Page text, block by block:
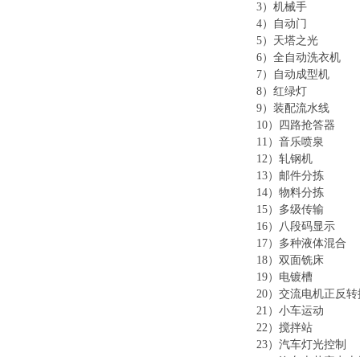
3） 机械手
4）
自动门
5） 天塔之光
6） 全自动洗衣机
7）
自动成型机
8） 红绿灯
9） 装配流水线
10）
四路抢答器
11） 音乐喷泉
12） 轧钢机
13） 邮件分拣
14） 物料分拣
15） 多级传输
16）
八段码显示
17） 多种液体混合
18） 双面铣床
19） 电镀槽
20） 交流电机正反转
21） 小车运动
22） 搅拌站
23） 汽车灯光控制